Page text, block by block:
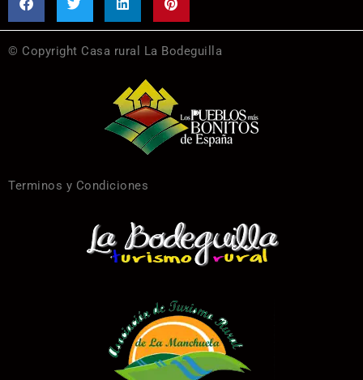
© Copyright Casa rural La Bodeguilla
Terminos y Condiciones